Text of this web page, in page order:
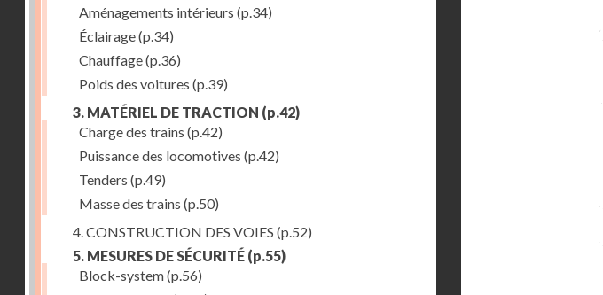
Aménagements intérieurs (p.34)
Éclairage(p.34)
Chauffage(p.36)
Poids des voitures (p.39)
3. MATÉRIEL DE TRACTION (p.42)
Charge des trains (p.42)
Puissance des locomotives (p.42)
Tenders (p.49)
Masse des trains (p.50)
4. CONSTRUCTION DES VOIES (p.52)
5. MESURES DE SÉCURITÉ (p.55)
Block-system(p.56)